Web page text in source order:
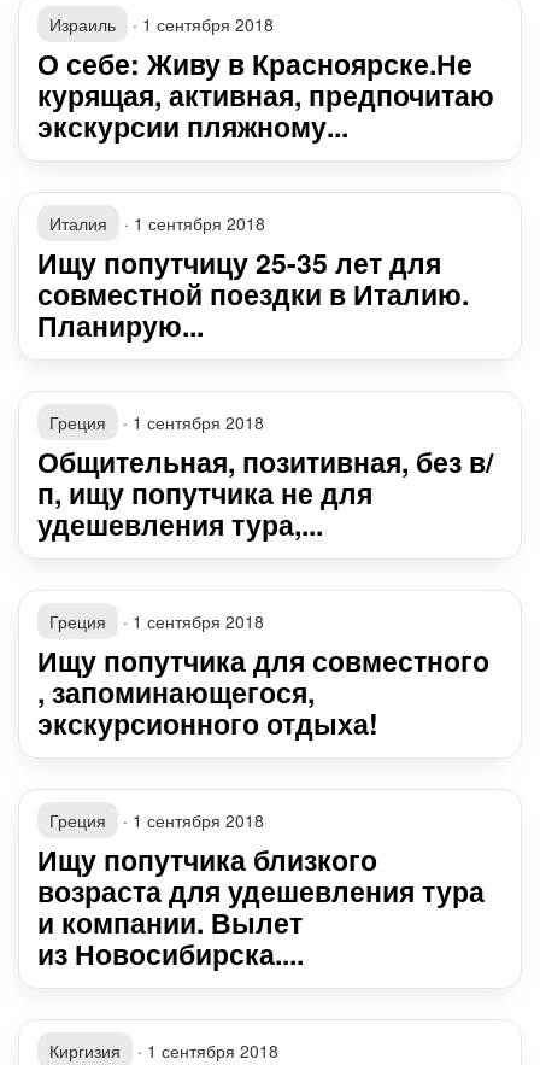
Израиль · 1 сентября 2018
О себе: Живу в Красноярске.Не
курящая, активная, предпочитаю
экскурсии пляжному...
Италия · 1 сентября 2018
Ищу попутчицу 25-35 лет для
совместной поездки в Италию.
Планирую...
Греция · 1 сентября 2018
Общительная, позитивная, без в/
п, ищу попутчика не для
удешевления тура,...
Греция · 1 сентября 2018
Ищу попутчика для совместного
, запоминающегося,
экскурсионного отдыха!
Греция · 1 сентября 2018
Ищу попутчика близкого
возраста для удешевления тура
и компании. Вылет
из Новосибирска....
Киргизия · 1 сентября 2018